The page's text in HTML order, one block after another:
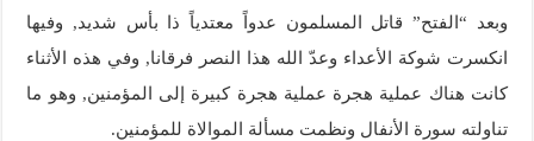
وبعد “الفتح” قاتل المسلمون عدواً معتدياً ذا بأس شديد, وفيها
انكسرت شوكة الأعداء وعدّ الله هذا النصر فرقانا, وفي هذه الأثناء
كانت هناك عملية هجرة عملية هجرة كبيرة إلى المؤمنين, وهو ما
تناولته سورة الأنفال ونظمت مسألة الموالاة للمؤمنين.